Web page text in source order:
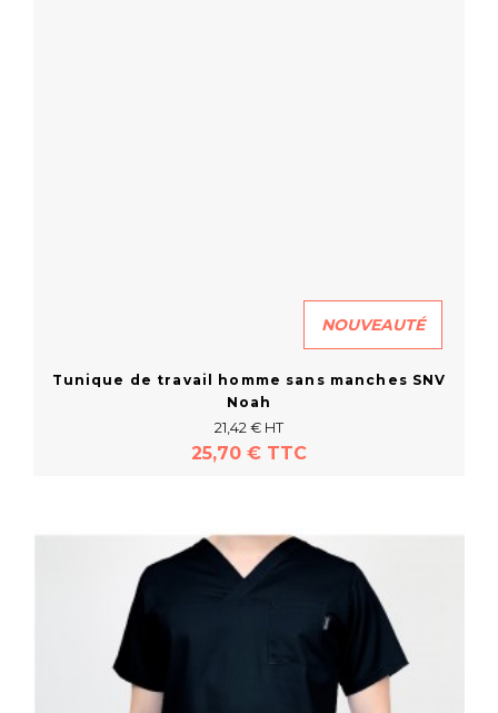
En savoir plus
NOUVEAUTÉ
Tunique de travail homme sans manches SNV
Noah
21,42 € HT
25,70 € TTC